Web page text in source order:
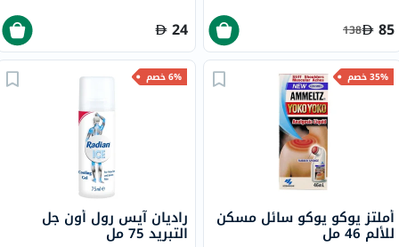
85
138
24
35% خصم
أملتز يوكو يوكو سائل مسكن
للألم 46 مل
6% خصم
راديان آيس رول أون جل
التبريد 75 مل